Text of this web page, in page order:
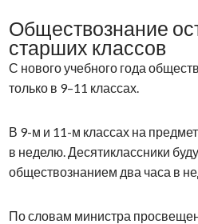
Обществознание
старших классов
С нового учебного года
только в 9–11 классах.
В 9-м и 11-м классах на
в неделю. Десятиклассники
обществознанием два часа в
По словам министра